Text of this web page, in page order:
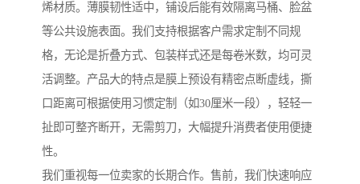
烯材质。薄膜韧性适中，铺设后能有效隔离马桶、脸盆
等公共设施表面。我们支持根据客户需求定制不同规
格，无论是折叠方式、包装样式还是每卷米数，均可灵
活调整。产品大的特点是膜上预设有精密点断虚线，撕
口距离可根据使用习惯定制（如30厘米一段），轻轻一
扯即可整齐断开，无需剪刀，大幅提升消费者使用便捷
性。
我们重视每一位卖家的长期合作。售前，我们快速响应